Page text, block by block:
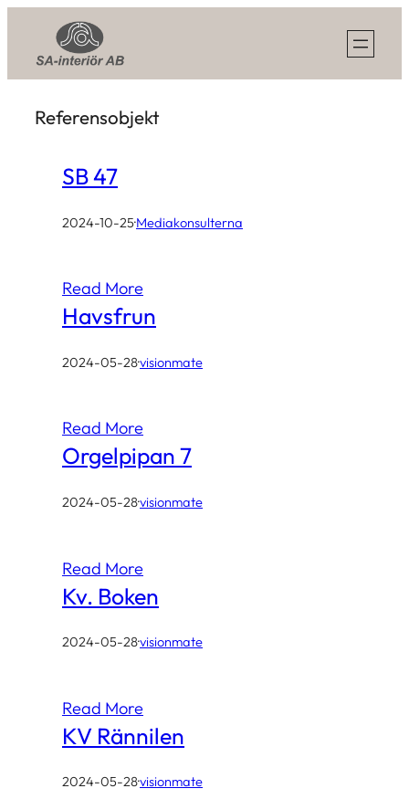
content
Referensobjekt
SB 47
2024-10-25·Mediakonsulterna
Read More
Havsfrun
2024-05-28·visionmate
Read More
Orgelpipan 7
2024-05-28·visionmate
Read More
Kv. Boken
2024-05-28·visionmate
Read More
KV Rännilen
2024-05-28·visionmate